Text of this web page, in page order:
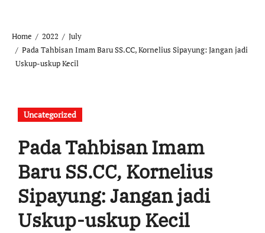
Home 2022
July
Pada Tahbisan Imam Baru SS.CC, Kornelius Sipayung: Jangan jadi
Uskup-uskup Kecil
Uncategorized
Pada Tahbisan Imam
Baru SS.CC, Kornelius
Sipayung: Jangan jadi
Uskup-uskup Kecil